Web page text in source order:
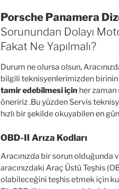
Porsche Panamera
Sorunundan Dolayı
Fakat Ne Yapılmalı?
Durum ne olursa olsun,
bilgili teknisyenlerimizden birinin
tamir edebilmesi için her zaman
öneririz .Bu yüzden Servis
hızlı bir şekilde okuyabilen en
OBD-II Arıza Kodları
Aracınızda bir sorun olduğunda
aracınızdaki Araç Üstü Teşhis
olabileceğini teşhis etmek için